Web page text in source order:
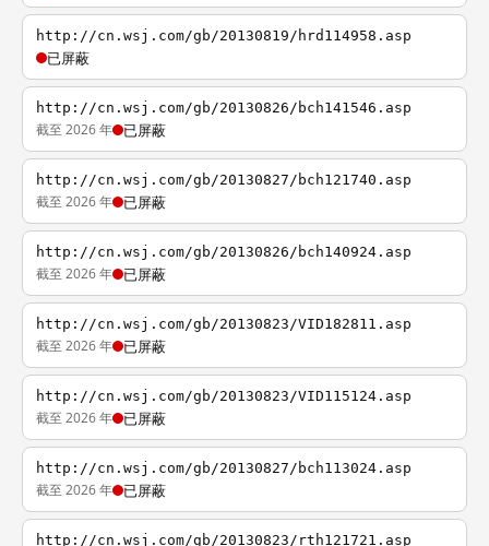
http://cn.wsj.com/gb/20130819/hrd114958.asp
已屏蔽
http://cn.wsj.com/gb/20130826/bch141546.asp
截至 2026 年 已屏蔽
http://cn.wsj.com/gb/20130827/bch121740.asp
截至 2026 年 已屏蔽
http://cn.wsj.com/gb/20130826/bch140924.asp
截至 2026 年 已屏蔽
http://cn.wsj.com/gb/20130823/VID182811.asp
截至 2026 年 已屏蔽
http://cn.wsj.com/gb/20130823/VID115124.asp
截至 2026 年 已屏蔽
http://cn.wsj.com/gb/20130827/bch113024.asp
截至 2026 年 已屏蔽
http://cn.wsj.com/gb/20130823/rth121721.asp